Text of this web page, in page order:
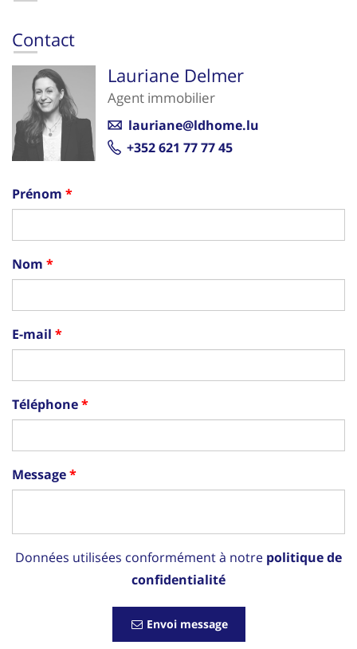
Contact
Lauriane Delmer
Agent immobilier
lauriane@ldhome.lu
+352 621 77 77 45
Prénom
Nom
E-mail
Téléphone
Message
Données utilisées conformément à notre politique de
confidentialité
Envoi message